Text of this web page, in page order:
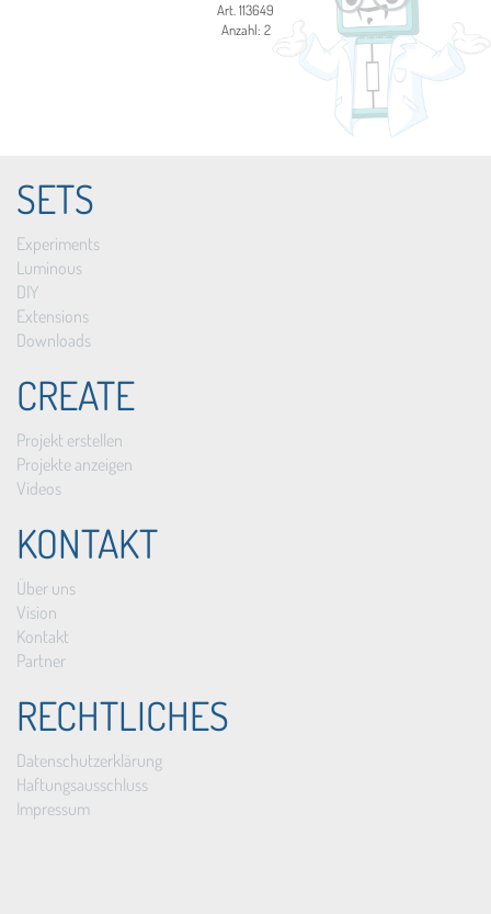
Art. 113649
Anzahl: 2
SETS
Experiments
Luminous
DIY
Extensions
Downloads
CREATE
Projekt erstellen
Projekte anzeigen
Videos
KONTAKT
Über uns
Vision
Kontakt
Partner
RECHTLICHES
Datenschutzerklärung
Haftungsausschluss
Impressum